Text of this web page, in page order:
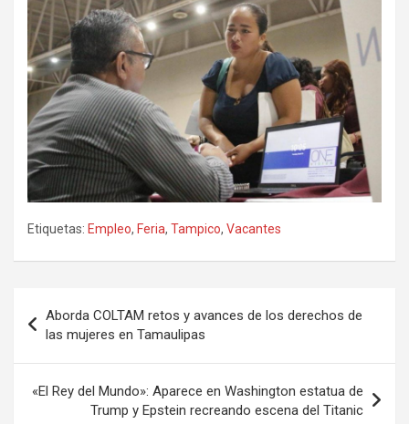
Etiquetas: Empleo, Feria, Tampico, Vacantes
de
entradas
Aborda COLTAM retos y avances de los derechos de
las mujeres en Tamaulipas
«El Rey del Mundo»: Aparece en Washington estatua de
Trump y Epstein recreando escena del Titanic